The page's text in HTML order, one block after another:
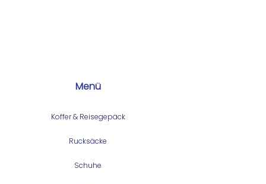
Menü
Koffer & Reisegepäck
Rucksäcke
Schuhe